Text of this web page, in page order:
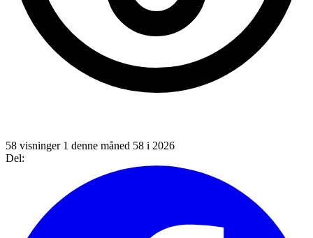
58 visninger 1 denne måned 58 i 2026
Del: